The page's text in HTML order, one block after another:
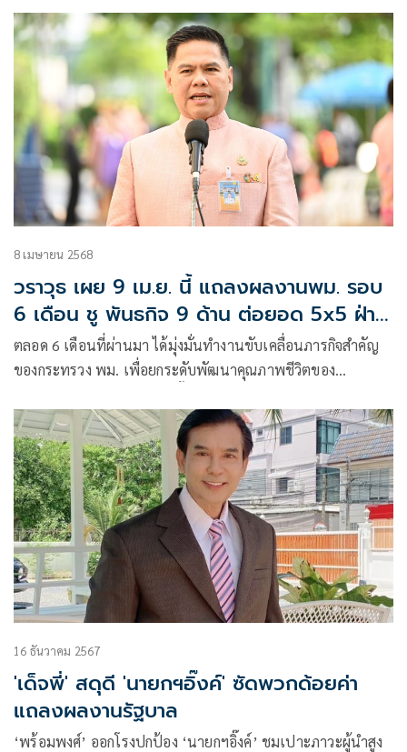
สิษฐบรรณกร รองโฆษกสำนักงานตำรวจแห่งชาติ แถลงผลการ
ดำเนินการปราบปรามอาชญากรรมของสำนักงานตำรวจแห่ง
ชาติ รอบ 6 เดือน ตั้งแต่วันที่ 1 ตุลาคม 2567 ถึง 31 มีนาคม
2568 ณ สารสิน อาคาร 1 สำนักงานตำรวจแห่งชาติ
8 เมษายน 2568
วราวุธ เผย 9 เม.ย. นี้ แถลงผลงานพม. รอบ
6 เดือน ชู พันธกิจ 9 ด้าน ต่อยอด 5x5 ฝ่า
วิกฤตประชากร ยกระดับ คุณภาพชีวิตทุกกลุ่ม
เป้าหมาย
ตลอด 6 เดือนที่ผ่านมา ได้มุ่งมั่นทำงานขับเคลื่อนภารกิจสำคัญ
ของกระทรวง พม. เพื่อยกระดับพัฒนาคุณภาพชีวิตของ
สูงอายุ คนพิการ และผู้ด้อยโอกาสในสังคม โดยต่อยอดขยายผล
จากนโยบาย 5 x5 ฝ่าวิกฤตประชากร
16 ธันวาคม 2567
'เด็จพี่' สดุดี 'นายกฯอิ๊งค์' ซัดพวกด้อยค่า
แถลงผลงานรัฐบาล
‘พร้อมพงศ์’ ออกโรงปกป้อง ‘นายกฯอิ๊งค์’ ชมเปาะภาวะผู้นำสูง